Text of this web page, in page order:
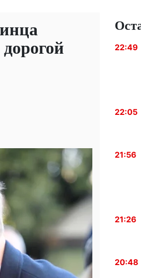
22:49
22:05
21:56
21:26
20:48